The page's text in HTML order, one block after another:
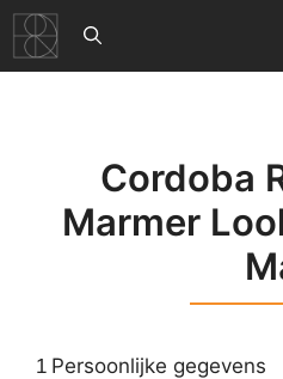
Ga
naar
de
Cordoba
Marmer
1 Persoonlijke gegevens